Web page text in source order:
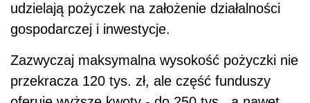
udzielają pożyczek na założenie działalności
gospodarczej i inwestycje.
Zazwyczaj maksymalna wysokość pożyczki nie
przekracza 120 tys. zł, ale część funduszy